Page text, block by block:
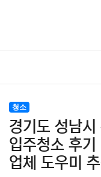
청소
경기도 성남
입주청소 후
업체 도우미